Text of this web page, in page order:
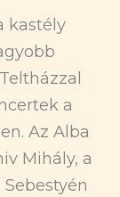
kastély
a
Az Alba
Mihály, a